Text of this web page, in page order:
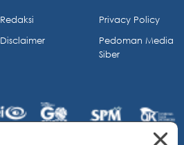
Redaksi
Disclaimer
Privacy Policy
Pedoman Media
Siber